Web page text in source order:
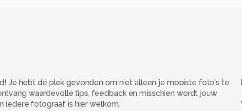
Je hebt dé plek gevonden om niet alleen je mooiste foto's te
waardevolle tips, feedback en misschien wordt jouw
iedere fotograaf is hier welkom.